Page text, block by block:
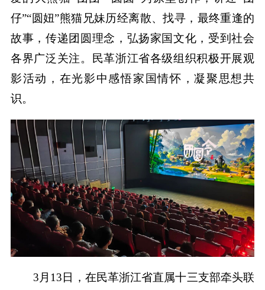
仔”“圆妞”熊猫兄妹历经离散、找寻，最终重逢的
故事，传递团圆理念，弘扬家国文化，受到社会
各界广泛关注。民革浙江省各级组织积极开展观
影活动，在光影中感悟家国情怀，凝聚思想共
识。
3月13日，在民革浙江省直属十三支部牵头联